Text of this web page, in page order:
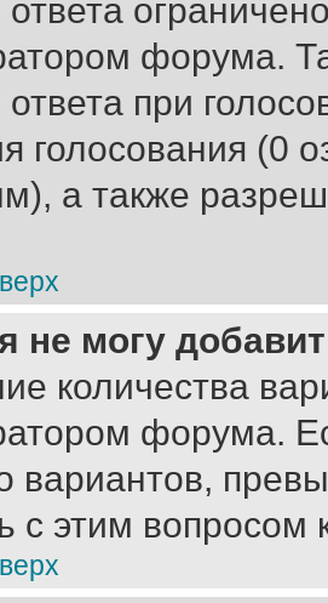
форума.
при
голосования (0
а также
не могу
количества
форума.
вариантов,
с этим вопросом